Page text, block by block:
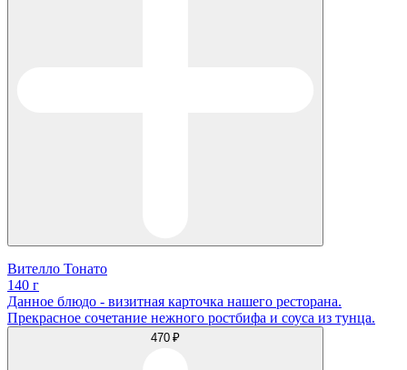
Вителло Тонато
140 г
Данное блюдо - визитная карточка нашего ресторана.
Прекрасное сочетание нежного ростбифа и соуса из тунца.
470 ₽